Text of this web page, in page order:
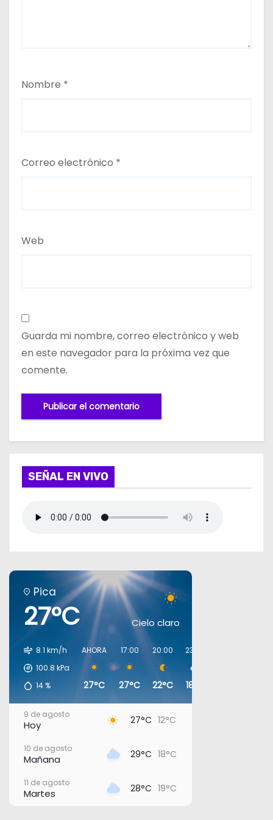
Nombre *
Correo electrónico *
Web
Guarda mi nombre, correo electrónico y web
en este navegador para la próxima vez que
comente.
SEÑAL EN VIVO
Pica
27°C Cielo claro
8.1 km/h
100.8 kPa
14 %
AHORA
27°C
17:00
27°C
20:00
22°C
23:00
18°C
9 de agosto
Hoy 27°C 12°C
10 de agosto
Mañana 29°C 18°C
11 de agosto
Martes 28°C 19°C